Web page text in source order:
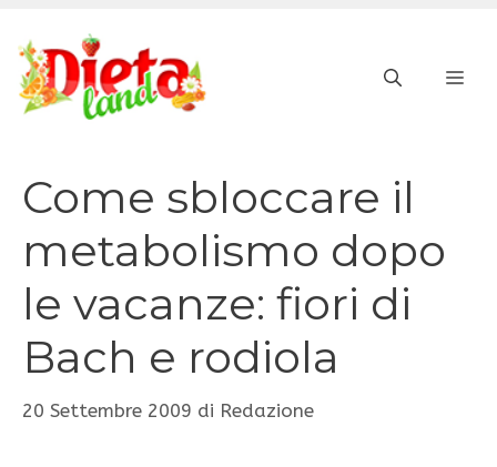
contenuto
Come sbloccare il
metabolismo dopo
le vacanze: fiori di
Bach e rodiola
20 Settembre 2009 di Redazione